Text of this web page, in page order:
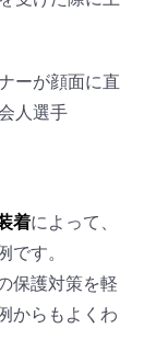
ーが顔面に直
人選手
着によって、
す。
保護対策を軽
からもよくわ